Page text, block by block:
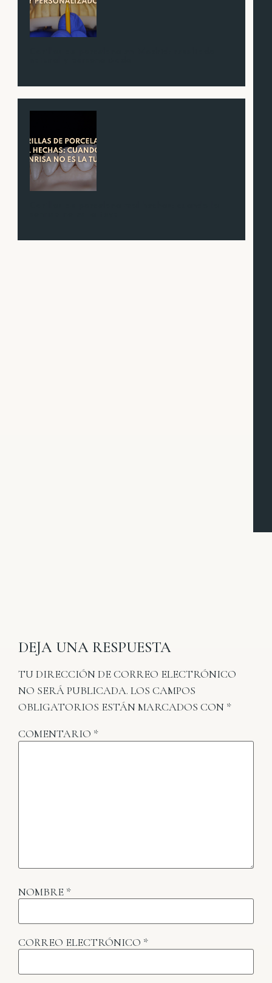
DEJA UNA RESPUESTA
TU DIRECCIÓN DE CORREO ELECTRÓNICO
NO SERÁ PUBLICADA. LOS CAMPOS
OBLIGATORIOS ESTÁN MARCADOS CON *
COMENTARIO *
NOMBRE *
CORREO ELECTRÓNICO *